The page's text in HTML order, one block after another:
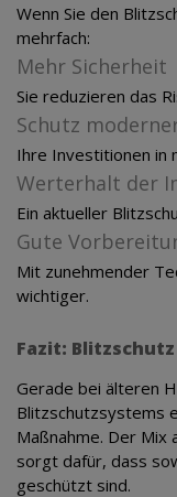
Wenn Sie den
mehrfach:
Mehr Sicherheit
Sie reduzieren das
Schutz
Ihre Investitionen in
Werterhalt der
Ein aktueller
Gute
Mit zunehmender
wichtiger.
Fazit:
Gerade bei älteren
Blitzschutzsystems
Maßnahme. Der Mix
sorgt dafür, dass
geschützt sind.